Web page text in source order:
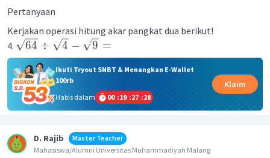
Pertanyaan
Kerjakan operasi hitung akar pangkat dua berikut!
4.
64 ÷ 4 − 9 =
Ikuti Tryout SNBT & Menangkan E-Wallet
100rb
Habis dalam
00 :19 :27 :28
Klaim
D. Rajib
Master Teacher
Mahasiswa/Alumni Universitas Muhammadiyah Malang